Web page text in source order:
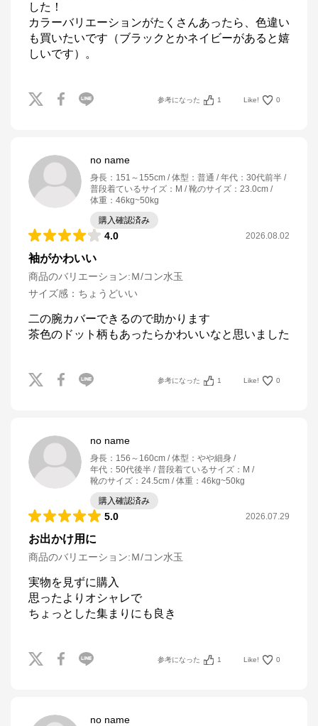
した！
カラーバリエーションがたくさんあったら、色違い
も買いたいです（ブラックとかネイビーがあると嬉
参考になった 1 Like! 0
no name
身長 ： 151～155cm 体型 ： 普通 年代 ： 30代前半
普段着ているサイズ ： M 靴のサイズ ： 23.0cm
体重 ： 46kg~50kg
購入確認済み
4.0 2026.08.02
袖がかわいい
商品のバリエーション:Ｍ/コン水玉
サイズ感 ： ちょうどいい
二の腕カバーできるので助かります
参考になった 1 Like! 0
no name
身長 ： 156～160cm 体型 ： やや細身
年代 ： 50代後半 普段着ているサイズ ： M
靴のサイズ ： 24.5cm 体重 ： 46kg~50kg
購入確認済み
5.0 2026.07.29
お出かけ用に
商品のバリエーション:Ｍ/コン水玉
実物を見ずに購入
思ったよりオシャレで
ちょっとした集まりにも良き
参考になった 1 Like! 0
no name